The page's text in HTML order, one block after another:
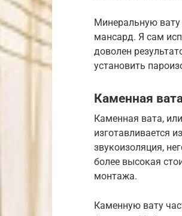
Минеральную вату
мансард. Я сам
доволен
установить
Каменная
Каменная вата,
изготавливается
звукоизоляция,
более высокая
монтажа.
Каменную вату